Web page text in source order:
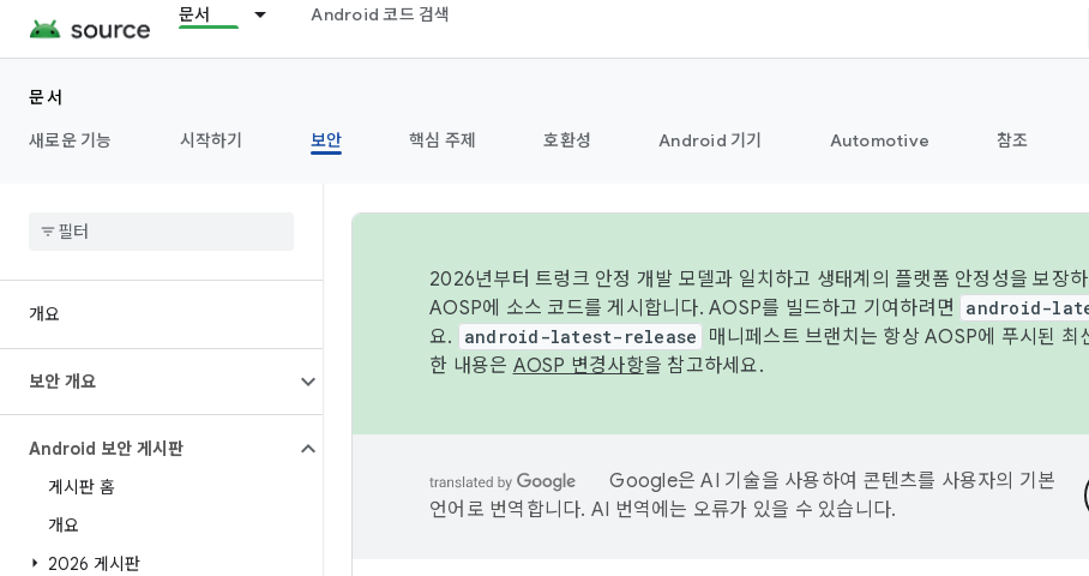
문서 Android 코드 검색
문서
새로운 기능
시작하기 보안 핵심 주제 호환성 Android 기기 Automotive 참조
개요
보안 개요
Android 보안 게시판
게시판 홈
개요
2026 게시판
2026년부터 트렁크 안정 개발 모델과 일치하고 생태계의 플랫폼 안정성을 보장
AOSP에 소스 코드를 게시합니다. AOSP를 빌드하고 기여하려면
android-
요.
android-latest-release
매니페스트 브랜치는 항상 AOSP에 푸시된 최
한 내용은 AOSP 변경사항을 참고하세요.
Google은 AI 기술을 사용하여 콘텐츠를 사용자의 기본
언어로 번역합니다. AI 번역에는 오류가 있을 수 있습니다.